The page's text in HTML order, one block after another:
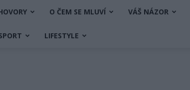
O ČEM SE MLUVÍ VÁŠ NÁZOR
LIFESTYLE